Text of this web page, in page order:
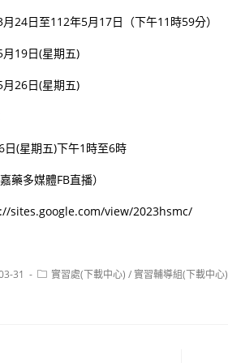
24日至112年5月17日（下午11時59分）
19日(星期五)
26日(星期五)
(星期五)下午1時至6時
藥多媒體FB直播）
sites.google.com/view/2023hsmc/
31
Post實習處(下載中心) / 實習輔導組(下載中心)